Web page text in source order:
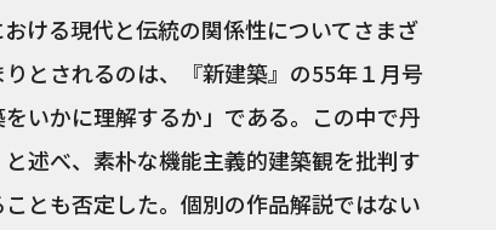
ける現代と伝統の関係性についてさまざ
とされるのは、『新建築』の55年１月号
いかに理解するか」である。この中で丹
述べ、素朴な機能主義的建築観を批判す
とも否定した。個別の作品解説ではない